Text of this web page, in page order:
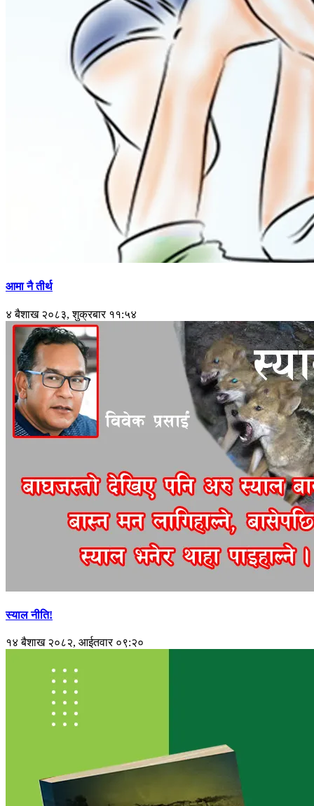
आमा नै तीर्थ
४ बैशाख २०८३, शुक्रबार ११:५४
स्याल नीति!
१४ बैशाख २०८२, आईतवार ०९:२०